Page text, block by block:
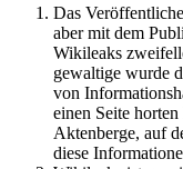
Das
aber mit dem
Wikileaks
gewaltige wurde
von
einen Seite
Aktenberge, auf
diese